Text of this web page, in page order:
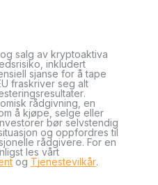
salg av kryptoaktiva
inkludert
sjanse for å tape
fraskriver seg alt
rådgivning, en
å kjøpe, selge eller
bør selvstendig
og oppfordres til
rådgivere. For en
les vårt
og Tjenestevilkår.